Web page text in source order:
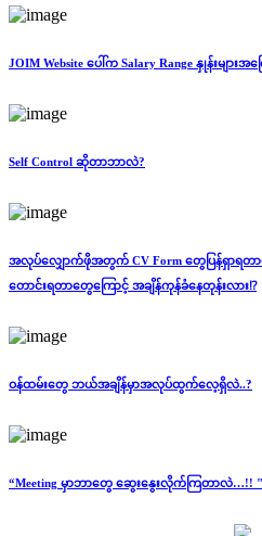
JOIM Website ပေါ်က Salary Range နှုန်းများအက
Self Control ဆိုတာဘာလဲ?
အလုပ်လျှောက်ဖိုအတွက် CV Form တွေပြန်ရှ
တောင်းရတာတွေကြောင့် အချိန်ကုန်ခံနေတုန်းလား⁉️
ဝန်ထမ်းတွေ ဘယ်အချိန်မှာအလုပ်ထွက်လေ့ရှိလဲ..?
“Meeting မှာဘာတွေ ဆွေးနွေးလိုက်ကြတာလဲ…!! "